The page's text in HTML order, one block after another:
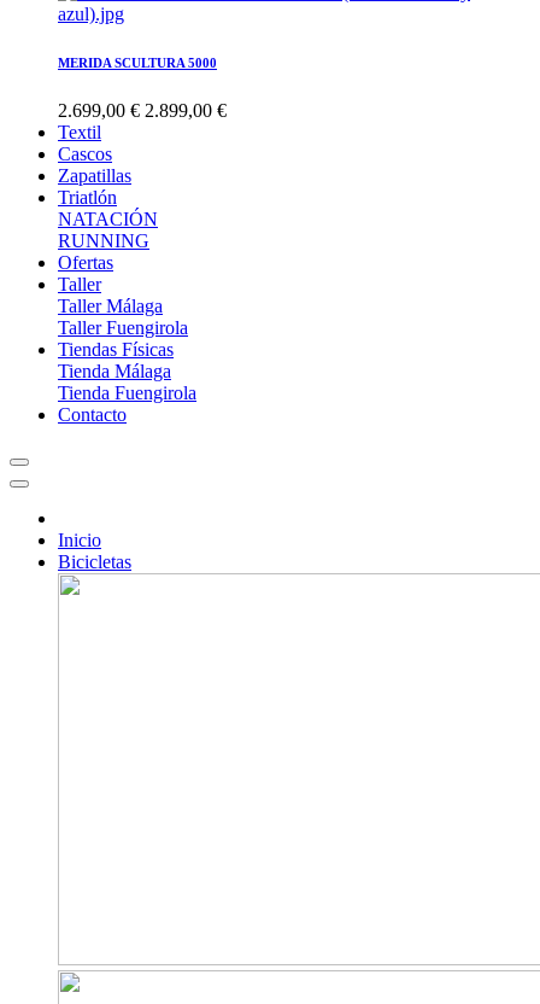
MERIDA SCULTURA 5000
2.699,00 € 2.899,00 €
Textil
Cascos
Zapatillas
Triatlón
NATACIÓN
RUNNING
Ofertas
Taller
Taller Málaga
Taller Fuengirola
Tiendas Físicas
Tienda Málaga
Tienda Fuengirola
Contacto
Inicio
Bicicletas